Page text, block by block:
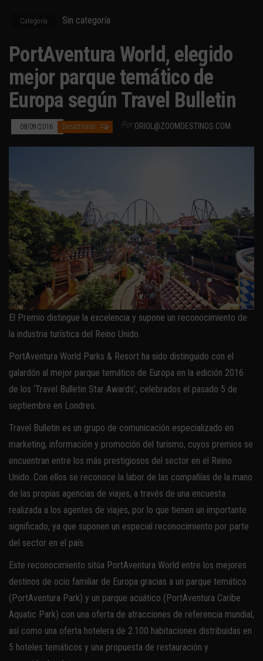
Categoría Sin categoría
PortAventura World, elegido
mejor parque temático de
Europa según Travel Bulletin
08/09/2016 Desactivado Por ORIOL@ZOOMDESTINOS.COM
El Premio distingue la excelencia y supone un reconocimiento de
la industria turística del Reino Unido.
PortAventura World Parks & Resort ha sido distinguido con el
galardón al mejor parque temático de Europa en la edición 2016
de los ‘Travel Bulletin Star Awards’, celebrados el pasado 5 de
septiembre en Londres.
Travel Bulletin es un grupo de comunicación especializado en
marketing, información y promoción del turismo, cuyos premios se
encuentran entre los más prestigiosos del sector en el Reino
Unido. Con ellos se reconoce la labor de las compañías de la mano
de las propias agencias de viajes, a través de una encuesta
realizada a los agentes de viajes, por lo que tienen un importante
significado, ya que suponen un especial reconocimiento por parte
del sector en el país.
Este reconocimiento sitúa PortAventura World entre los mejores
destinos de ocio familiar de Europa gracias a un parque temático
(PortAventura Park) y un parque acuático (PortAventura Caribe
Aquatic Park) con una oferta de atracciones de referencia mundial,
así como una oferta hotelera de 2.100 habitaciones distribuidas en
5 hoteles temáticos y una propuesta de restauración y